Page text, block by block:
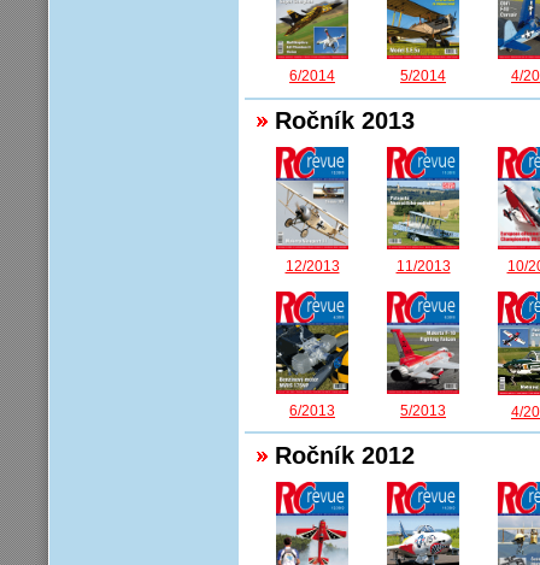
6/2014 5/2014 4/
Ročník 2013
12/2013 11/2013 10/
6/2013 5/2013 4/
Ročník 2012